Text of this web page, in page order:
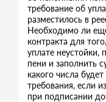
требование об
разместилось в
Необходимо ли
контракта для
уплате неустойки,
пени и заполнить
какого числа
требования, если
при подписании